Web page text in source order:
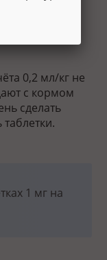
20 мг
0,2 мл/кг не
с кормом
сделать
1 мг на